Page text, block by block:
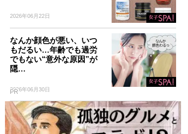
2026年06月22日
なんか顔色が悪い、いつ
もだるい…年齢でも過労
でもない“意外な原因”が
隠…
2026年06月30日
PR